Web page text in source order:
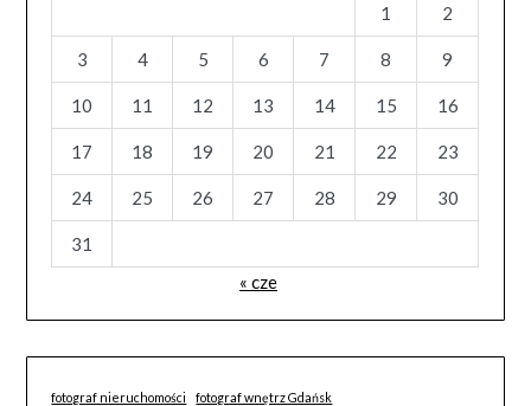
1
2
3 4 5 6 7 8 9
10 11 12 13 14 15 16
17 18 19 20 21 22 23
24 25 26 27 28 29 30
31
« cze
fotograf nieruchomości
fotograf wnętrz Gdańsk